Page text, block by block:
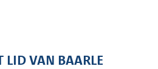
:
LID VAN BAARLE